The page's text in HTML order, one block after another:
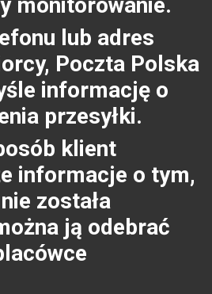
monitorowanie.
lub adres
Poczta Polska
informację o
przesyłki.
klient
informacje o tym,
została
ją odebrać